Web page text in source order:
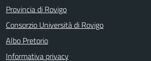
Provincia di Rovigo
Consorzio Università di Rovigo
Albo Pretorio
Informativa privacy